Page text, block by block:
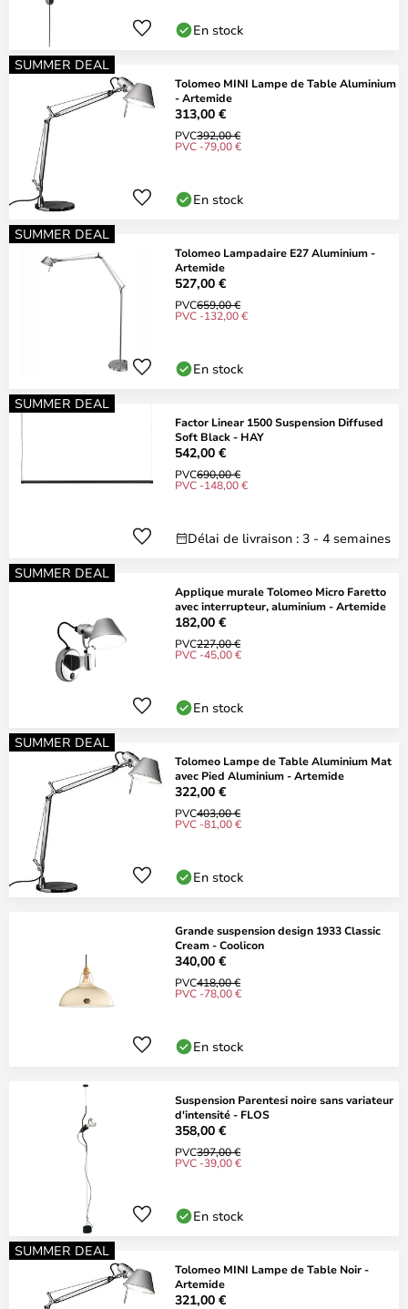
En stock
SUMMER DEAL
Tolomeo MINI Lampe de Table Aluminium
- Artemide
313,00 €
PVC392,00 €
PVC -79,00 €
En stock
SUMMER DEAL
Tolomeo Lampadaire E27 Aluminium -
Artemide
527,00 €
PVC659,00 €
PVC -132,00 €
En stock
SUMMER DEAL
Factor Linear 1500 Suspension Diffused
Soft Black - HAY
542,00 €
PVC690,00 €
PVC -148,00 €
Délai de livraison : 3 - 4 semaines
SUMMER DEAL
Applique murale Tolomeo Micro Faretto
avec interrupteur, aluminium - Artemide
182,00 €
PVC227,00 €
PVC -45,00 €
En stock
SUMMER DEAL
Tolomeo Lampe de Table Aluminium Mat
avec Pied Aluminium - Artemide
322,00 €
PVC403,00 €
PVC -81,00 €
En stock
Grande suspension design 1933 Classic
Cream - Coolicon
340,00 €
PVC418,00 €
PVC -78,00 €
En stock
Suspension Parentesi noire sans variateur
d'intensité - FLOS
358,00 €
PVC397,00 €
PVC -39,00 €
En stock
SUMMER DEAL
Tolomeo MINI Lampe de Table Noir -
Artemide
321,00 €